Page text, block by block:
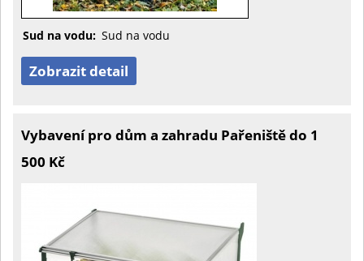
Sud na vodu: Sud na vodu
Zobrazit detail
Vybavení pro dům a zahradu Pařeniště do 1
500 Kč